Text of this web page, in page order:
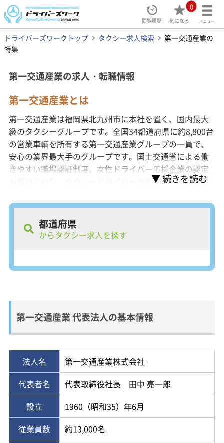
閲覧履歴
0
気になる メニュー
ドライバーズワークトップ タクシー求人検索
第一交通産業の
特集
第一交通産業の求人・転職情報
第一交通産業とは
第一交通産業は福岡県北九州市に本社を置く、国内最大
級のタクシーグループです。全国34都道府県に約8,800台
の営業車輌を所有する第一交通産業グループの一員で、
安心の業界最大手のグループです。国土交通省による働
きやすい職場認証制度、女性ドライバー応援企業の認定
も受けており、タクシードライバーが働きやすい職場環
第一交通産業株式会社は、1960年に創業、福岡県北九州
市小倉北区に本社を置く、タクシー・ハイヤー事業の他
に路線バス・不動産・貸金業事業などを運営する企業で
す。全国34都道府県で営業しており、旅客運送事業とし
ては大変幅広く営業エリアを展開しています。グループ
全体の営業車両保有台数は業界首位の8,777台です。福岡
証券取引所（Q-Board）に上場していて、安心の業界最
大手のグループとなっています。国土交通省による働き
やすい職場認証制度、女性ドライバー応援企業の認定も
受けており、タクシードライバーが働きやすい職場環境
づくりにも力を入れています。
都道府県
からタクシー求人を探す
第一交通産業 代表法人の基本情報
法人名
第一交通産業株式会社
代表者名
代表取締役社長 田中 亮一郎
設立
1960（昭和35）年6月
従業員数
約13,000名